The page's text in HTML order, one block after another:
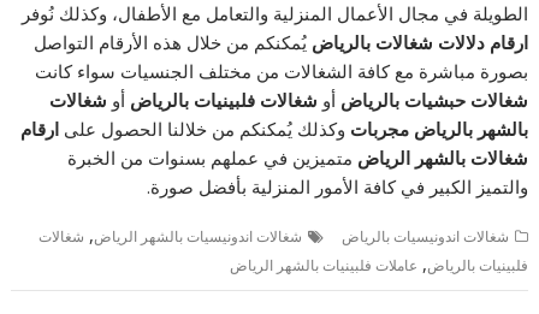
الطويلة في مجال الأعمال المنزلية والتعامل مع الأطفال، وكذلك نُوفر
ارقام دلالات شغالات بالرياض يُمكنكم من خلال هذه الأرقام التواصل
بصورة مباشرة مع كافة الشغالات من مختلف الجنسيات سواء كانت
شغالات حبشيات بالرياض أو شغالات فلبينيات بالرياض أو شغالات
بالشهر بالرياض مجربات وكذلك يُمكنكم من خلالنا الحصول علىارقام
شغالات بالشهر الرياض متميزين في عملهم بسنوات من الخبرة
والتميز الكبير في كافة الأمور المنزلية بأفضل صورة.
شغالات اندونيسيات بالرياض شغالات اندونيسيات بالشهر الرياض, شغالات
فلبينيات بالرياض, عاملات فلبينيات بالشهر الرياض